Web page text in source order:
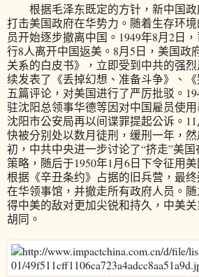
根据毛泽东既定的方针，新中国政
打击美国政府在华势力。随着生存环
员开始逐步撤离中国。1949年8月2日
行8人离开中国返美。8月5日，美国政
关系的白皮书》，立即受到中共的强
续发表了《丢掉幻想、准备斗争》、
五篇评论，对美国进行了严厉批驳。
驻沈阳总领事华德等因对中国雇员使
沈阳市公安局再以间谍罪提起公诉。
快被分别处以数月徒刑，缓刑一年，
初，中共中央进一步讨论了“挤走”美
策略，随后于1950年1月6日下令征用
根据《辛丑条约》占据的旧兵营，最
在华领事馆，并撤走所有政府人员。
得中美的敌对更加尖锐和持久，中美
胡同。